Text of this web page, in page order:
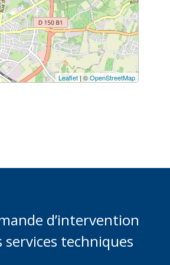
Leaflet| ©OpenStreetMap
d’intervention
services techniques